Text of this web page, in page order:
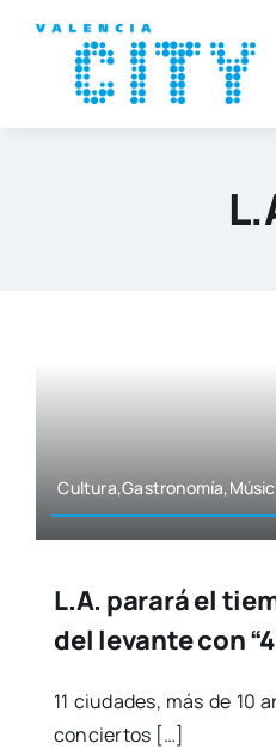
contenido
L.A. parará el
del levante con
11 ciu­da­des, más de 10
con­cier­tos […]